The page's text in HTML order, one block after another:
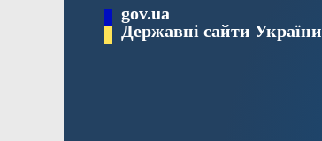
gov.ua
Державні сайти України